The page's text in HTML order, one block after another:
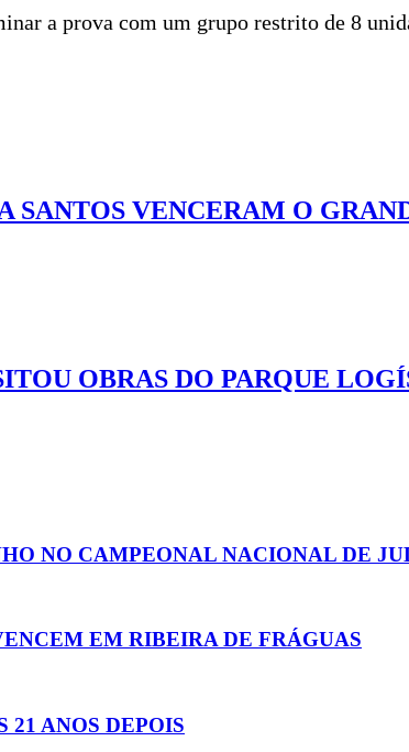
a prova com um grupo restrito de 8
VENCERAM O
OBRAS DO PARQUE
NO CAMPEONAL NACIONAL DE
EM RIBEIRA DE FRÁGUAS
ANOS DEPOIS